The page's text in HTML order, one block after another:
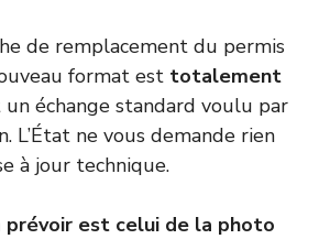
de remplacement du permis
format est totalement
un échange standard voulu par
L’État ne vous demande rien
à jour technique.
prévoir est celui de la photo